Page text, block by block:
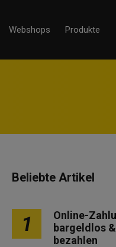
Webshops Produkte
Beliebte Artikel
1
Online-
bargeldlos
bezahlen